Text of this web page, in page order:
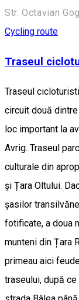
Str. Octavian
Cycling route
Traseul
Traseul
circuit două
loc important la
Avrig. Traseul
culturale din
și Țara Oltului.
șasilor
fotificate, a doua
munteni din Țara
primeau aici
traseului, după